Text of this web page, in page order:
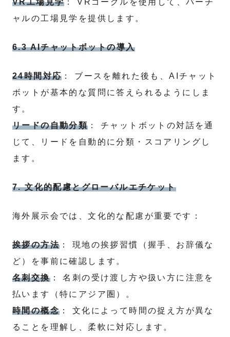
VR工場見学 ： VRゴーグルを使用して、バーチ
ャルの工場見学を提供します。
6.3 AIチャットボットの導入
24時間対応 ： ブースを離れた後も、AIチャット
ボットが基本的な質問に答えられるようにしま
す。
リードの自動分類 ： チャットボットの対話を通
じて、リードを自動的に分類・スコアリングし
ます。
7. 文化的配慮とグローバルエチケット
海外展示会では、文化的な配慮が重要です：
挨拶の方法 ： 現地の挨拶習慣（握手、お辞儀な
ど）を事前に確認します。
名刺交換： 名刺の受け渡し方や扱い方に注意を
払います（特にアジア圏）。
時間の概念 ： 文化によって時間の捉え方が異な
ることを理解し、柔軟に対応します。